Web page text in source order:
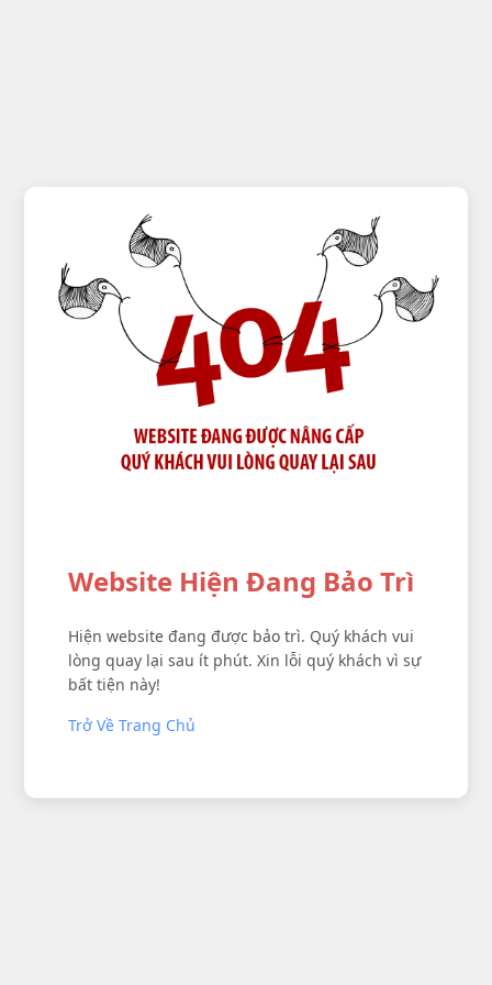
Website Hiện Đang Bảo Trì
Hiện website đang được bảo trì. Quý khách vui
lòng quay lại sau ít phút. Xin lỗi quý khách vì sự
bất tiện này!
Trở Về Trang Chủ